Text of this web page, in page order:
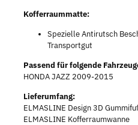
Kofferraummatte:
Spezielle Antirutsch
Transportgut
Passend für folgende
HONDA JAZZ 2009-2015
Lieferumfang:
ELMASLINE Design 3D
ELMASLINE Kofferraumwanne